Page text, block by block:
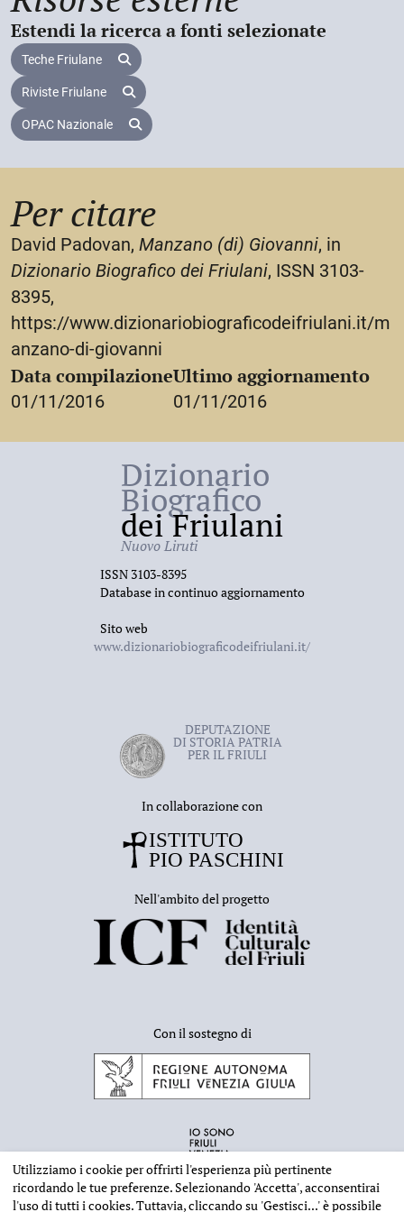
Estendi la ricerca a fonti selezionate
Teche Friulane
Riviste Friulane
OPAC Nazionale
Per citare
David Padovan, Manzano (di) Giovanni, in
Dizionario Biografico dei Friulani, ISSN 3103-
8395,
https://www.dizionariobiograficodeifriulani.it/m
anzano-di-giovanni
Data compilazione
01/11/2016
Ultimo aggiornamento
01/11/2016
Dizionario
Biografico
dei Friulani
Nuovo Liruti
ISSN 3103-8395
Database in continuo aggiornamento
Sito web
www.dizionariobiograficodeifriulani.it/
DEPUTAZIONE
DI STORIA PATRIA
PER IL FRIULI
In collaborazione con
Nell'ambito del progetto
Con il sostegno di
Utilizziamo i cookie per offrirti l'esperienza più pertinente
ricordando le tue preferenze. Selezionando 'Accetta', acconsentirai
l'uso di tutti i cookies. Tuttavia, cliccando su 'Gestisci...'è possibile